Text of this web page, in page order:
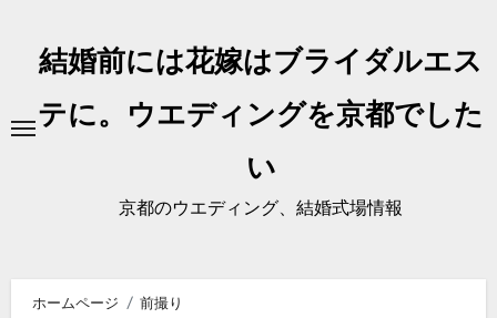
キ
結婚前には花嫁はブライダルエス
テに。ウエディングを京都でした
い
京都のウエディング、結婚式場情報
ホームページ 前撮り